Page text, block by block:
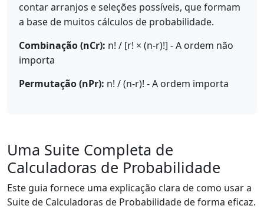
contar arranjos e seleções possíveis, que formam
a base de muitos cálculos de probabilidade.
Combinação (nCr): n! / [r! × (n-r)!] - A ordem não
importa
Permutação (nPr): n! / (n-r)! - A ordem importa
Uma Suite Completa de
Calculadoras de Probabilidade
Este guia fornece uma explicação clara de como usar a
Suite de Calculadoras de Probabilidade de forma eficaz.